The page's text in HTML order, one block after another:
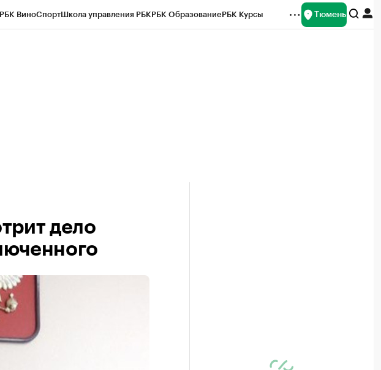
РБК ВиноСпортШкола управления РБКРБК ОбразованиеРБК Курсы Тюмень
дело